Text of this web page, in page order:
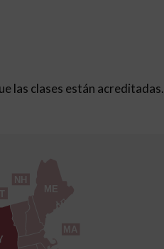
las clases están acreditadas.
ME
MA
NH